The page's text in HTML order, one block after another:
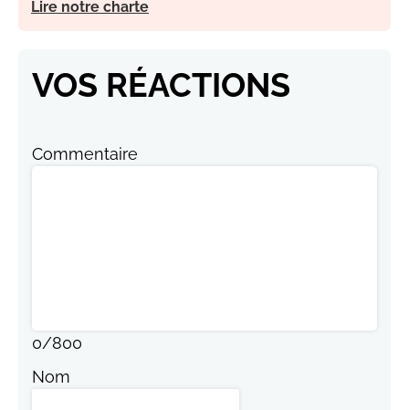
Lire notre charte
VOS RÉACTIONS
Commentaire
0/800
Nom